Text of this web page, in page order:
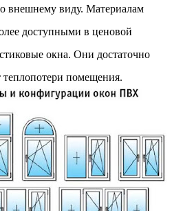
безопасности,
проекта был подтвержден
2021 года и
качества» от Федерации
в 2024 году. Концепция
современный
Архитекторы
память о военном
внешнему виду. Материалам
доступными в ценовой
окна. Они достаточно
помещения.